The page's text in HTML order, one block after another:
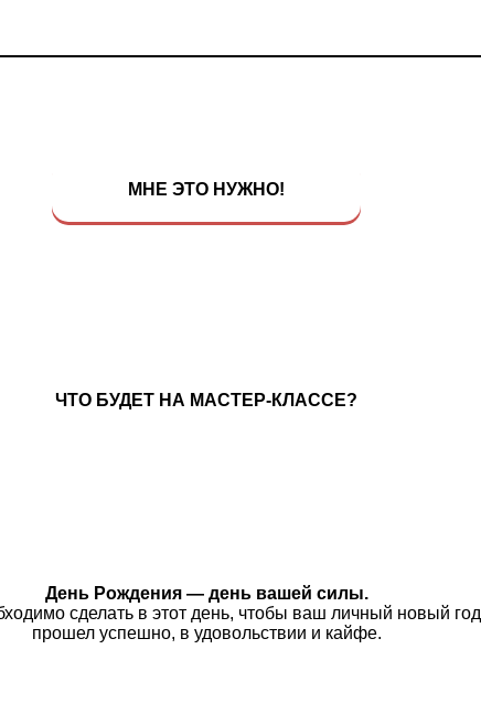
МНЕ ЭТО НУЖНО!
ЧТО БУДЕТ НА МАСТЕР-КЛАССЕ?
День Рождения — день вашей силы.
сделать в этот день, чтобы ваш личный новый год
прошел успешно, в удовольствии и кайфе.